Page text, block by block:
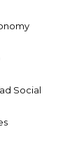
Social